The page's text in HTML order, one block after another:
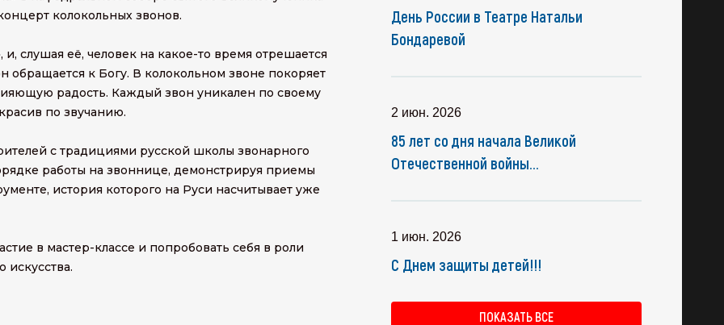
колокольных звонов.
слушая её, человек на какое-то время отрешается
обращается к Богу. В колокольном звоне покоряет
радость. Каждый звон уникален по своему
по звучанию.
с традициями русской школы звонарного
работы на звоннице, демонстрируя приемы
история которого на Руси насчитывает уже
в мастер-классе и попробовать себя в роли
искусства.
День России в Театре Натальи
Бондаревой
2 июн. 2026
85 лет со дня начала Великой
Отечественной войны...
1 июн. 2026
С Днем защиты детей!!!
ПОКАЗАТЬ ВСЕ